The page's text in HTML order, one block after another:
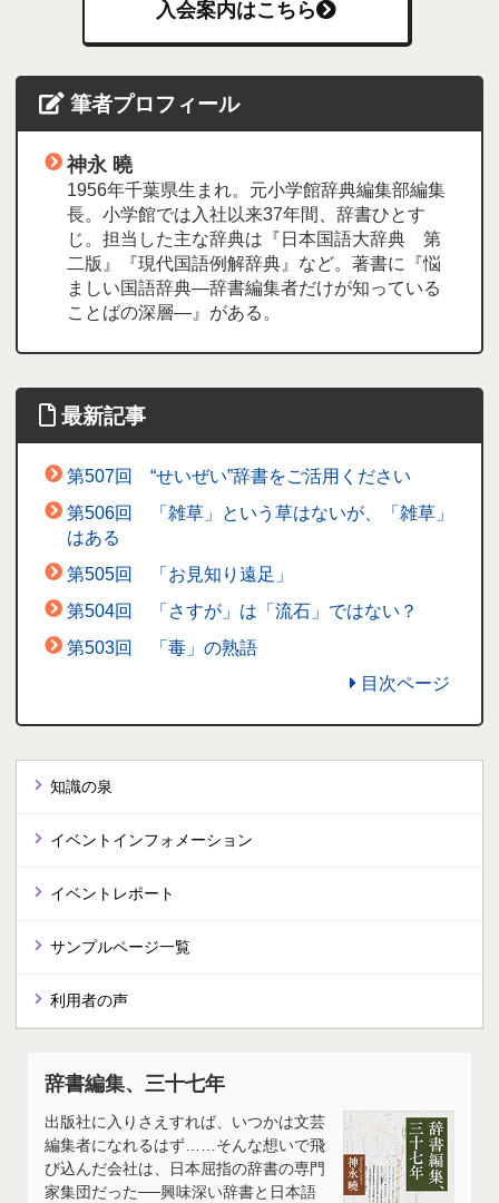
入会案内はこちら
筆者プロフィール
神永 曉
1956年千葉県生まれ。元小学館辞典編集部編集
長。小学館では入社以来37年間、辞書ひとす
じ。担当した主な辞典は『日本国語大辞典 第
二版』『現代国語例解辞典』など。著書に『悩
ましい国語辞典―辞書編集者だけが知っている
ことばの深層―』がある。
最新記事
第507回 “せいぜい”辞書をご活用ください
第506回 「雑草」という草はないが、「雑草」
はある
第505回 「お見知り遠足」
第504回 「さすが」は「流石」ではない？
第503回 「毒」の熟語
目次ページ
知識の泉
イベントインフォメーション
イベントレポート
サンプルページ一覧
利用者の声
辞書編集、三十七年
出版社に入りさえすれば、いつかは文芸
編集者になれるはず……そんな想いで飛
び込んだ会社は、日本屈指の辞書の専門
家集団だった──興味深い辞書と日本語